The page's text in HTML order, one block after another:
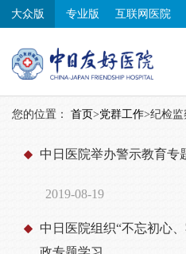
大众版 专业版 互联网医院
您的位置： 首页>党群工作>纪检监
中日医院举办警示教育专
2019-08-19
中日医院组织“不忘初心